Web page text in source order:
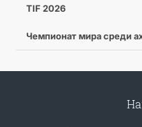
TIF 2026
Чемпионат мира среди